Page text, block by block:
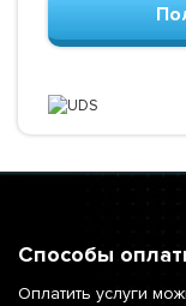
Способы
Оплатить услуги